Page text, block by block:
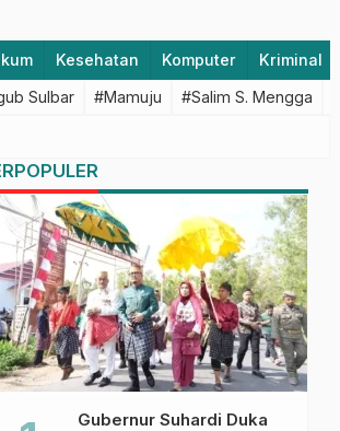
Kesehatan Komputer Kriminal
Sulbar #Mamuju #Salim S. Mengga
Gubernur Suhardi Duka